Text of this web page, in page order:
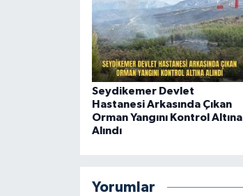
Seydikemer Devlet
Hastanesi Arkasında Çıkan
Orman Yangını Kontrol Altına
Alındı
Yorumlar